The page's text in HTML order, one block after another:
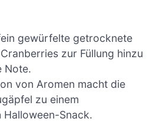
gewürfelte getrocknete
zur Füllung hinzu
Note.
von Aromen macht die
zu einem
Halloween-Snack.